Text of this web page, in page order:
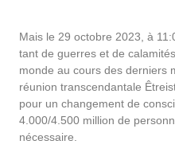
Mais le 29 octobre 2023, à
tant de guerres et de
monde au cours des derniers
réunion transcendantale
pour un changement de
4.000/4.500 million de
nécessaire.